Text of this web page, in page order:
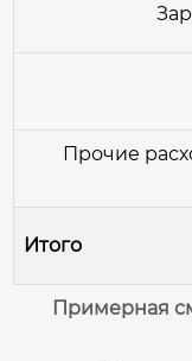
Примерная
Прочие
Итого